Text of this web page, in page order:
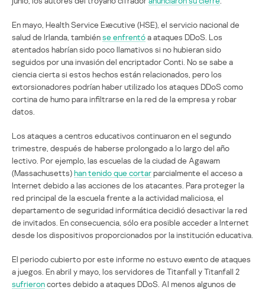
En mayo, Health Service Executive (HSE), el servicio nacional de
salud de Irlanda, tambiénse enfrentóa ataques DDoS. Los
atentados habrían sido poco llamativos si no hubieran sido
seguidos por una invasión del encriptador Conti. No se sabe a
ciencia cierta si estos hechos están relacionados, pero los
extorsionadores podrían haber utilizado los ataques DDoS como
cortina de humo para infiltrarse en la red de la empresa y robar
datos.
Los ataques a centros educativos continuaron en el segundo
trimestre, después de haberse prolongado a lo largo del año
lectivo. Por ejemplo, las escuelas de la ciudad de Agawam
(Massachusetts)han tenido que cortarparcialmente el acceso a
Internet debido a las acciones de los atacantes. Para proteger la
red principal de la escuela frente a la actividad maliciosa, el
departamento de seguridad informática decidió desactivar la red
de invitados. En consecuencia, sólo era posible acceder a Internet
desde los dispositivos proporcionados por la institución educativa.
El periodo cubierto por este informe no estuvo exento de ataques
a juegos. En abril y mayo, los servidores de Titanfall y Titanfall 2
sufrieroncortes debido a ataques DDoS. Al menos algunos de